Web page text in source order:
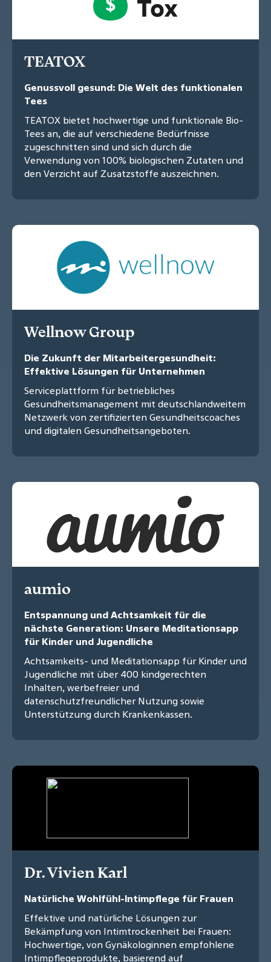
TEATOX
Genussvoll gesund: Die Welt des funktionalen
Tees
TEATOX bietet hochwertige und funktionale Bio-
Tees an, die auf verschiedene Bedürfnisse
zugeschnitten sind und sich durch die
Verwendung von 100% biologischen Zutaten und
den Verzicht auf Zusatzstoffe auszeichnen.
Wellnow Group
Die Zukunft der Mitarbeitergesundheit:
Effektive Lösungen für Unternehmen
Serviceplattform für betriebliches
Gesundheitsmanagement mit deutschlandweitem
Netzwerk von zertifizierten Gesundheitscoaches
und digitalen Gesundheitsangeboten.
aumio
Entspannung und Achtsamkeit für die
nächste Generation: Unsere Meditationsapp
für Kinder und Jugendliche
Achtsamkeits- und Meditationsapp für Kinder und
Jugendliche mit über 400 kindgerechten
Inhalten, werbefreier und
datenschutzfreundlicher Nutzung sowie
Unterstützung durch Krankenkassen.
Dr. Vivien Karl
Natürliche Wohlfühl-Intimpflege für Frauen
Effektive und natürliche Lösungen zur
Bekämpfung von Intimtrockenheit bei Frauen:
Hochwertige, von Gynäkologinnen empfohlene
Intimpflegeprodukte, basierend auf